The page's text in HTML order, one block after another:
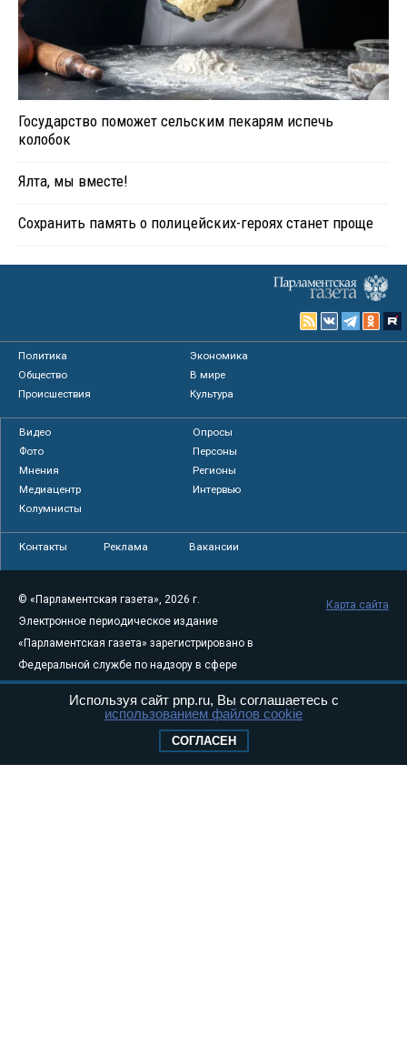
Государство поможет сельским пекарям испечь
колобок
Ялта, мы вместе!
Сохранить память о полицейских-героях станет проще
Политика
Экономика
Общество
В мире
Происшествия
Культура
Видео
Опросы
Фото
Персоны
Мнения
Регионы
Медиацентр
Интервью
Колумнисты
Контакты Реклама Вакансии
© «Парламентская газета», 2026 г.
Электронное периодическое издание
«Парламентская газета» зарегистрировано в
Федеральной службе по надзору в сфере
связи, информационных технологий и
массовых коммуникаций (Роскомнадзор) 05
Свидетельство о регистрации Эл № ФС77-
Карта сайта
Используя сайт pnp.ru, Вы соглашаетесь с
использованием файлов cookie
СОГЛАСЕН